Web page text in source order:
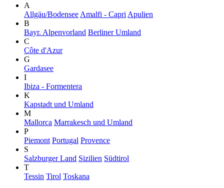
A
Allgäu/Bodensee Amalfi - Capri Apulien
B
Bayr. Alpenvorland Berliner Umland
C
Côte d'Azur
G
Gardasee
I
Ibiza - Formentera
K
Kapstadt und Umland
M
Mallorca Marrakesch und Umland
P
Piemont Portugal Provence
S
Salzburger Land Sizilien Südtirol
T
Tessin Tirol Toskana